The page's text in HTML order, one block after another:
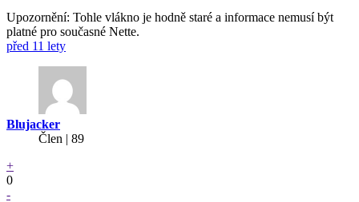
Upozornění: Tohle vlákno je hodně staré a informace nemusí být
platné pro současné Nette.
před 11 lety
Blujacker
Člen | 89
+
0
-